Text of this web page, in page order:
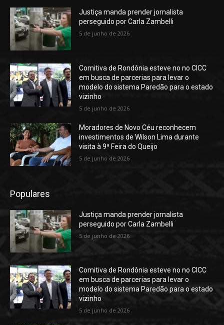
Justiça manda prender jornalista
perseguido por Carla Zambelli
5 de junho de 2026
Comitiva de Rondônia esteve no no CICC
em busca de parcerias para levar o
modelo do sistema Paredão para o estado
vizinho
5 de junho de 2026
Moradores de Novo Céu reconhecem
investimentos de Wilson Lima durante
visita à 9ª Feira do Queijo
5 de junho de 2026
Populares
Justiça manda prender jornalista
perseguido por Carla Zambelli
5 de junho de 2026
Comitiva de Rondônia esteve no no CICC
em busca de parcerias para levar o
modelo do sistema Paredão para o estado
vizinho
5 de junho de 2026